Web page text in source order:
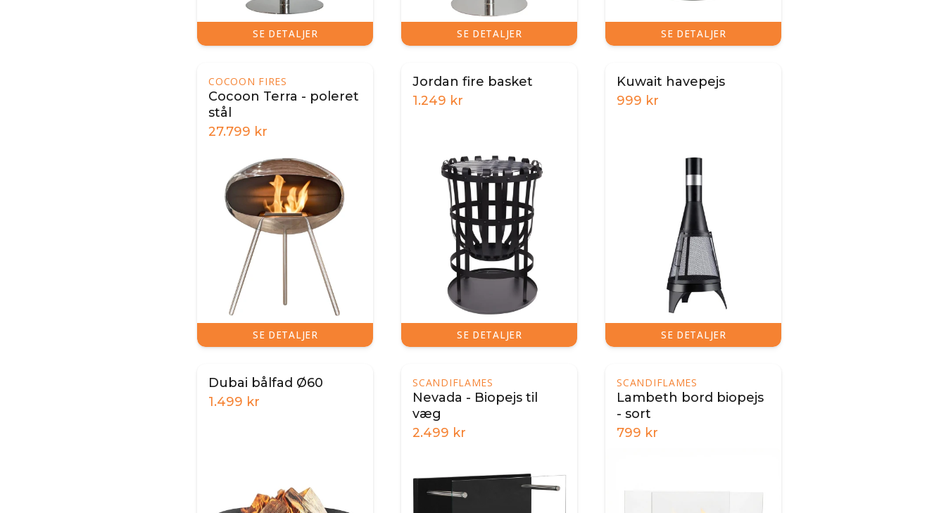
SE DETALJER SE DETALJER SE DETALJER
COCOON FIRES
Cocoon Terra - poleret
stål
27.799 kr
SE DETALJER
Jordan fire basket
1.249 kr
SE DETALJER
Kuwait havepejs
999 kr
SE DETALJER
Dubai bålfad Ø60
1.499 kr
SCANDIFLAMES
Nevada - Biopejs til
væg
2.499 kr
SCANDIFLAMES
Lambeth bord biopejs
- sort
799 kr